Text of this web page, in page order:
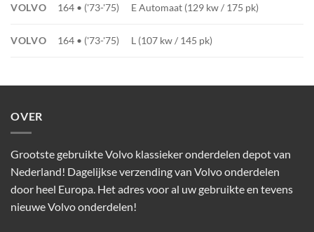
VOLVO 164 • ('73-'75) E Automaat (129 kw / 175 pk)
VOLVO 164 • ('73-'75) L (107 kw / 145 pk)
OVER
Grootste gebruikte Volvo klassieker onderdelen depot van
Nederland! Dagelijkse verzending van Volvo onderdelen
door heel Europa. Het adres voor al uw gebruikte en tevens
nieuwe Volvo onderdelen!